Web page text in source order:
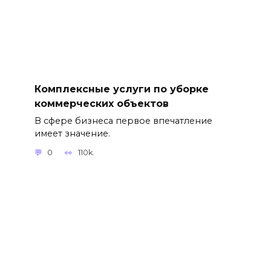
Комплексные услуги по уборке
коммерческих объектов
В сфере бизнеса первое впечатление
имеет значение.
0 110k.